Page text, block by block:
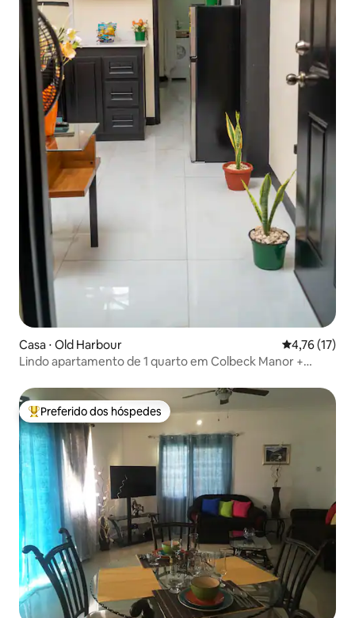
Casa ⋅ Old Harbour 4,76 de uma
4,76 (17)
Lindo apartamento de 1 quarto em Colbeck Manor +
Entre os melhores preferidos dos hóspedes
Preferido dos hóspedes